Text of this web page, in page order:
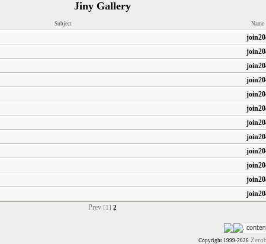
Jiny Gallery
Subject Name
Prev [1] 2
Copyright 1999-2026